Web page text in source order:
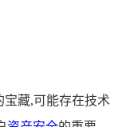
藏,可能存在技术